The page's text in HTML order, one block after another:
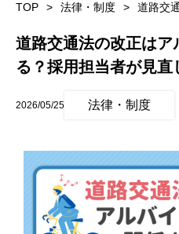
TOP 法律・制度 道路交
道路交通法の改正はア
る？採用担当者が見直
2026/05/25 法律・制度